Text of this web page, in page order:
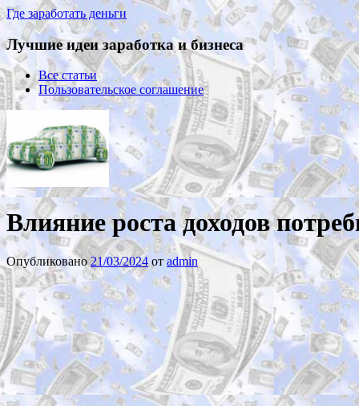
Где заработать деньги
Лучшие идеи заработка и бизнеса
Все статьи
Пользовательское соглашение
Влияние роста доходов
Опубликовано 21/03/2024 от admin